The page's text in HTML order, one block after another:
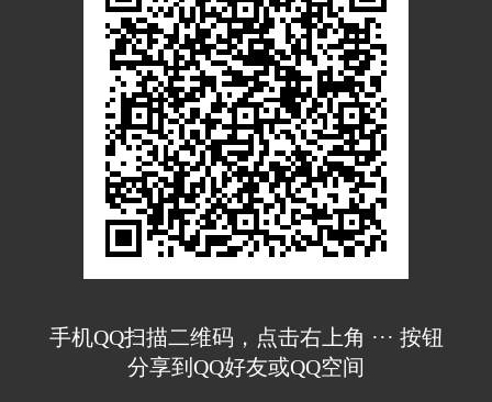
手机QQ扫描二维码，点击右上角 ··· 按钮
分享到QQ好友或QQ空间